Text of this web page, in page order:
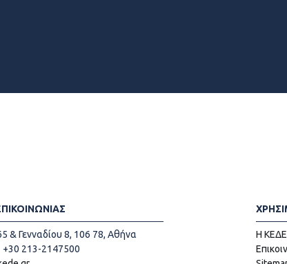
& Γενναδίου 8, 106 78, Αθήνα
+30 213-2147500
Η ΚΕΔΕ